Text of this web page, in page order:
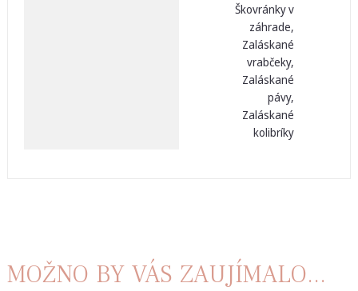
Škovránky v
záhrade,
Zaláskané
vrabčeky,
Zaláskané
pávy,
Zaláskané
kolibríky
MOŽNO BY VÁS ZAUJÍMALO...